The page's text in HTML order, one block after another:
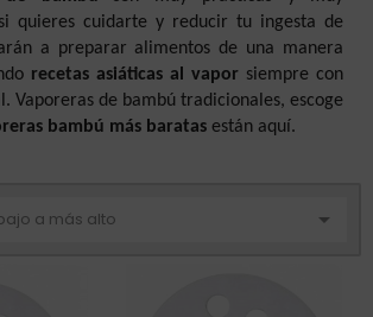
quieres cuidarte y reducir tu ingesta de
a preparar alimentos de una manera
recetas asiáticas al vapor siempre con
Vaporeras de bambú tradicionales, escoge
bambú más baratas están aquí.
a más alto 